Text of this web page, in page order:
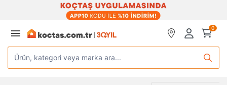
0
Ürün, kategori veya marka ara...